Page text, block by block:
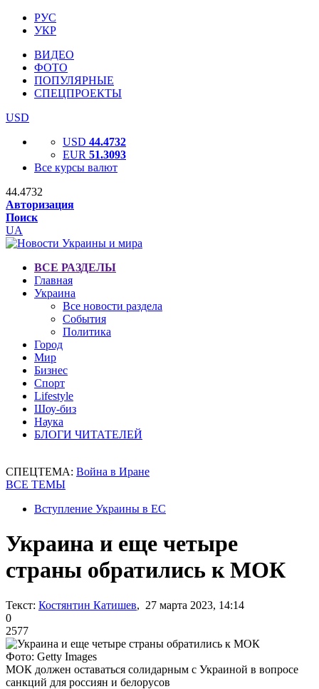
РУС
УКР
ВИДЕО
ФОТО
ПОПУЛЯРНЫЕ
СПЕЦПРОЕКТЫ
USD
USD 44.4732
EUR 51.3093
Все курсы валют
44.4732
Авторизация
Поиск
UA
ВСЕ РАЗДЕЛЫ
Главная
Украина
Все новости раздела
События
Политика
Город
Мир
Бизнес
Спорт
Lifestyle
Шоу-биз
Наука
БЛОГИ ЧИТАТЕЛЕЙ
СПЕЦТЕМА: Война в Иране
ВСЕ ТЕМЫ
Вступление Украины в ЕС
Украина и еще четыре
страны обратились к МОК
Текст: Костянтин Катишев, 27 марта 2023, 14:14
0
2577
Фото: Getty Images
МОК должен оставаться солидарным с Украиной в вопросе
санкций для россиян и белорусов